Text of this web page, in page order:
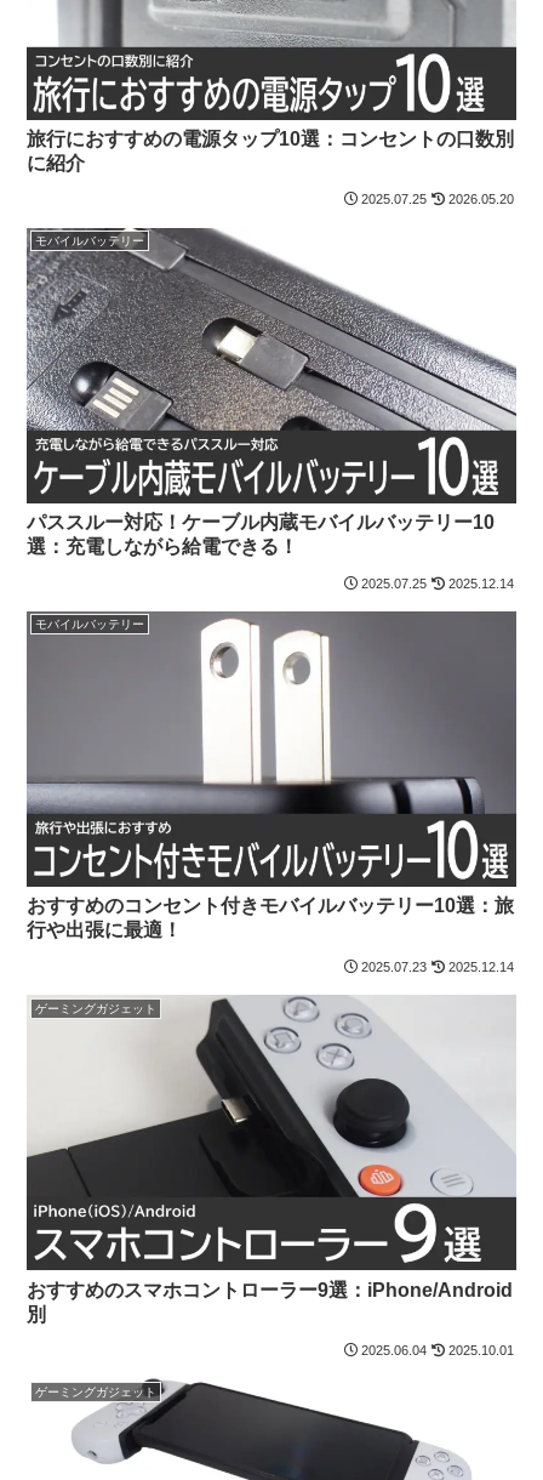
旅行におすすめの電源タップ10選：コンセントの口数別
に紹介
2025.07.25 2026.05.20
モバイルバッテリー
パススルー対応！ケーブル内蔵モバイルバッテリー10
選：充電しながら給電できる！
2025.07.25 2025.12.14
モバイルバッテリー
おすすめのコンセント付きモバイルバッテリー10選：旅
行や出張に最適！
2025.07.23 2025.12.14
ゲーミングガジェット
おすすめのスマホコントローラー9選：iPhone/Android
別
2025.06.04 2025.10.01
ゲーミングガジェット